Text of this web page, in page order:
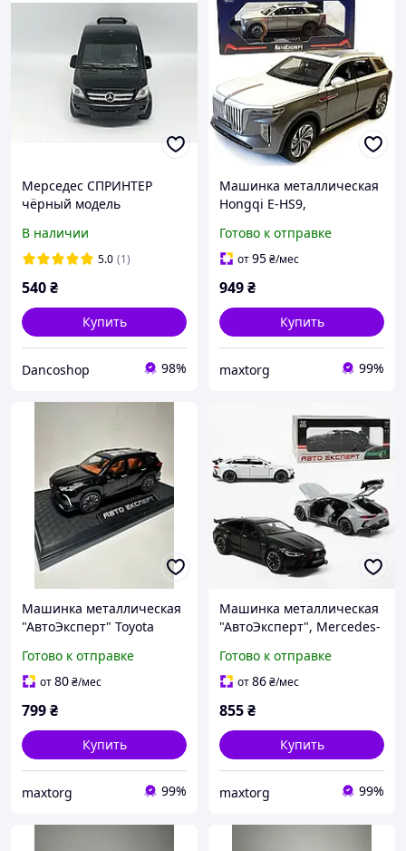
Мерседес СПРИНТЕР
чёрный модель
металлическая со
спецэффектами.
В наличии
5.0 (1)
540₴
Купить
Dancoshop 98%
Машинка металлическая
Hongqi E-HS9,
звук 21* 8* 9 см, 1:24
Готово к отправке
от95₴/мес
949₴
Купить
maxtorg 99%
Машинка металлическая
"АвтоЭксперт" Toyota
Хайлендер 1:24 свет звука
открываются двери,
Готово к отправке
от80₴/мес
799₴
Купить
maxtorg 99%
Машинка металлическая
"АвтоЭксперт", Mercedes-
открываются двери,1:24
(ЧЕРНАЯ)
Готово к отправке
от86₴/мес
855₴
Купить
maxtorg 99%